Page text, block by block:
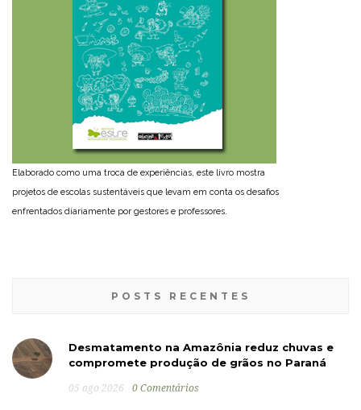
Elaborado como uma troca de experiências, este livro mostra
projetos de escolas sustentáveis que levam em conta os desafios
enfrentados diariamente por gestores e professores.
POSTS RECENTES
Desmatamento na Amazônia reduz chuvas e
compromete produção de grãos no Paraná
05 ago 2026 0 Comentários